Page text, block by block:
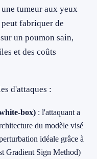
tumeur aux yeux
fabriquer de
un poumon sain,
et des coûts
d'attaques :
box) : l'attaquant a
du modèle visé
idéale grâce à
Gradient Sign Method)